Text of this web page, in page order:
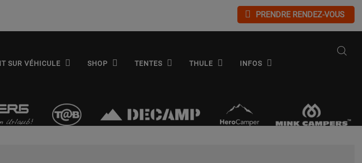
PRENDRE RENDEZ-VOUS
SUR VÉHICULE SHOP TENTES THULE INFOS